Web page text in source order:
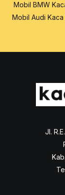
Mobil BMW
Mobil Audi Kaca
Jl.